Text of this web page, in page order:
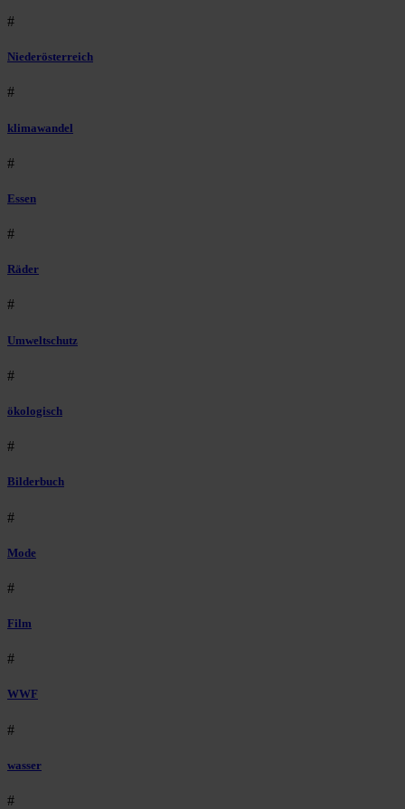
#
Niederösterreich
#
klimawandel
#
Essen
#
Räder
#
Umweltschutz
#
ökologisch
#
Bilderbuch
#
Mode
#
Film
#
WWF
#
wasser
#